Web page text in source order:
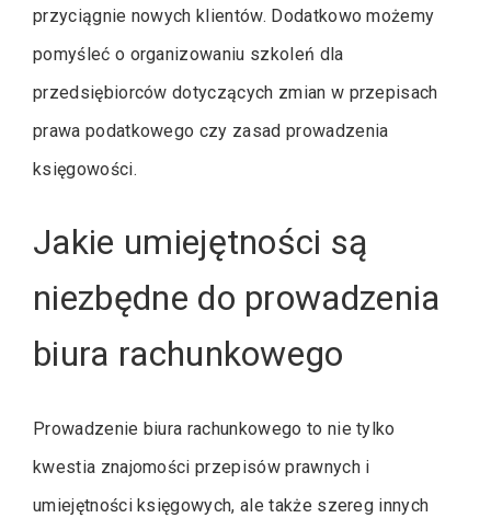
przyciągnie nowych klientów. Dodatkowo możemy
pomyśleć o organizowaniu szkoleń dla
przedsiębiorców dotyczących zmian w przepisach
prawa podatkowego czy zasad prowadzenia
księgowości.
Jakie umiejętności są
niezbędne do prowadzenia
biura rachunkowego
Prowadzenie biura rachunkowego to nie tylko
kwestia znajomości przepisów prawnych i
umiejętności księgowych, ale także szereg innych